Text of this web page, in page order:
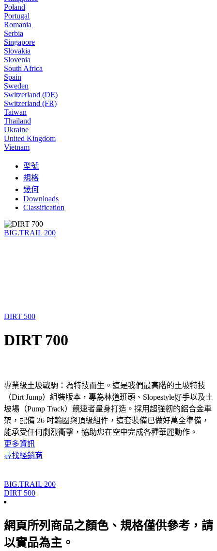
Poland
Portugal
Romania
Serbia
Singapore
Slovakia
Slovenia
South Africa
Spain
Sweden
Switzerland (DE)
Switzerland (FR)
Taiwan
Thailand
Ukraine
United Kingdom
Vietnam
型號
規格
幾何
Downloads
Classification
BIG.TRAIL 200
DIRT 500
DIRT 700
專業級土坡戰駒：為特技而生。這是我們最高階的土坡特技
（Dirt Jump）組裝版本，專為林道班頭、Slopestyle好手以及土
坡場（Pump Track）競速者量身打造。採用超強韌的鋁合金車
架，配備 26 吋輪圈與頂級組件，這套裝備已做好萬全準備，
能承受任何劇烈衝擊，協助您在空中完成各種華麗動作。
更多資訊
尋找經銷商
BIG.TRAIL 200
DIRT 500
網頁所列商品之顏色、規格僅供參考，請
以實品為主。